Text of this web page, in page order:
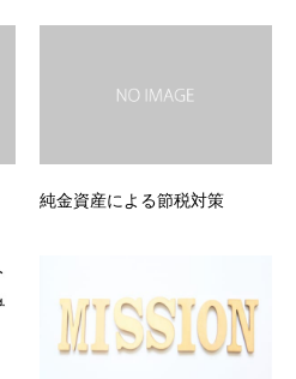
純金資産による節税対策